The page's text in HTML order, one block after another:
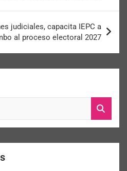
judiciales, capacita IEPC a
al proceso electoral 2027